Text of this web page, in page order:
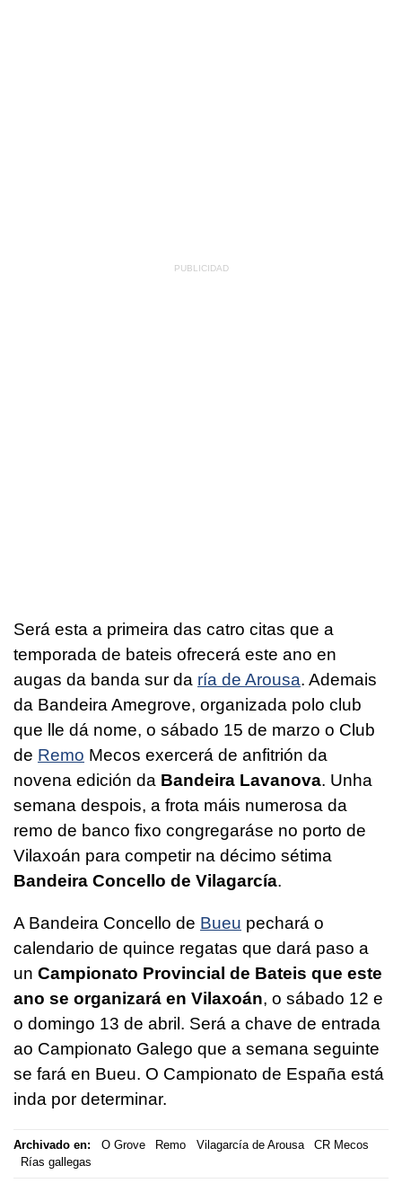
Será esta a primeira das catro citas que a
temporada de bateis ofrecerá este ano en
augas da banda sur da ría de Arousa. Ademais
da Bandeira Amegrove, organizada polo club
que lle dá nome, o sábado 15 de marzo o Club
de Remo Mecos exercerá de anfitrión da
novena edición da Bandeira Lavanova. Unha
semana despois, a frota máis numerosa da
remo de banco fixo congregaráse no porto de
Vilaxoán para competir na décimo sétima
Bandeira Concello de Vilagarcía.
A Bandeira Concello de Bueu pechará o
calendario de quince regatas que dará paso a
un Campionato Provincial de Bateis que este
ano se organizará en Vilaxoán, o sábado 12 e
o domingo 13 de abril. Será a chave de entrada
ao Campionato Galego que a semana seguinte
se fará en Bueu. O Campionato de España está
inda por determinar.
Archivado en: O Grove Remo Vilagarcía de Arousa
CR Mecos
Rías gallegas